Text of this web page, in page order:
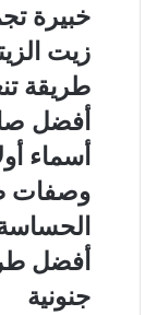
خبيرة
زيت
طريقة
أفضل
أسماء
وصفات
أفضل
جنونية